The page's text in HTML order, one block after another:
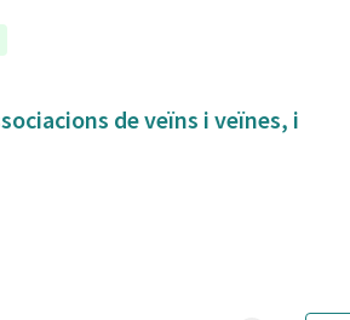
de veïns i veïnes, i